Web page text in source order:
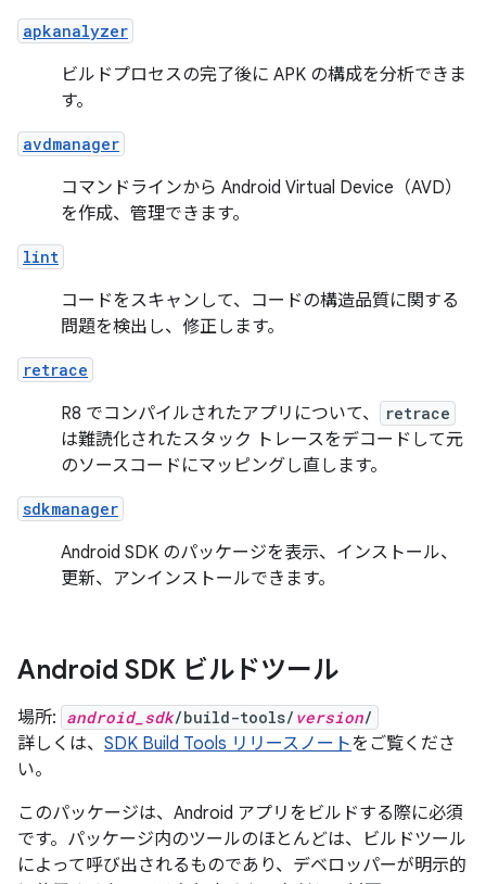
apkanalyzer
ビルドプロセスの完了後に APK の構成を分析できま
す。
avdmanager
コマンドラインから Android Virtual Device（AVD）
を作成、管理できます。
lint
コードをスキャンして、コードの構造品質に関する
問題を検出し、修正します。
retrace
R8 でコンパイルされたアプリについて、 retrace
は難読化されたスタック トレースをデコードして元
のソースコードにマッピングし直します。
sdkmanager
Android SDK のパッケージを表示、インストール、
更新、アンインストールできます。
Android SDK ビルドツール
場所: android_sdk/build-tools/ version/
詳しくは、 SDK Build Tools リリースノートをご覧くださ
い。
このパッケージは、Android アプリをビルドする際に必須
です。パッケージ内のツールのほとんどは、ビルドツール
によって呼び出されるものであり、デベロッパーが明示的